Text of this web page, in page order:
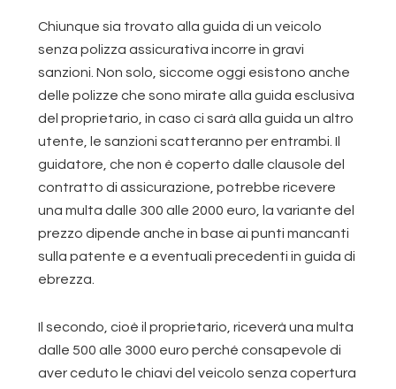
Chiunque sia trovato alla guida di un veicolo
senza polizza assicurativa incorre in gravi
sanzioni. Non solo, siccome oggi esistono anche
delle polizze che sono mirate alla guida esclusiva
del proprietario, in caso ci sarà alla guida un altro
utente, le sanzioni scatteranno per entrambi. Il
guidatore, che non è coperto dalle clausole del
contratto di assicurazione, potrebbe ricevere
una multa dalle 300 alle 2000 euro, la variante del
prezzo dipende anche in base ai punti mancanti
sulla patente e a eventuali precedenti in guida di
ebrezza.
Il secondo, cioè il proprietario, riceverà una multa
dalle 500 alle 3000 euro perché consapevole di
aver ceduto le chiavi del veicolo senza copertura